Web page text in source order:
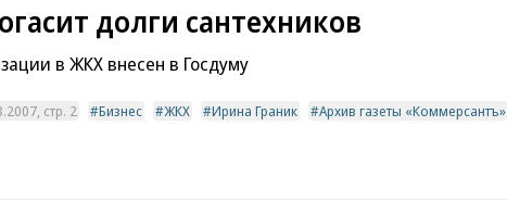
долги сантехников
в ЖКХ внесен в Госдуму
стр. 2 Бизнес ЖКХ Ирина Граник Архив газеты «Коммерсантъ»